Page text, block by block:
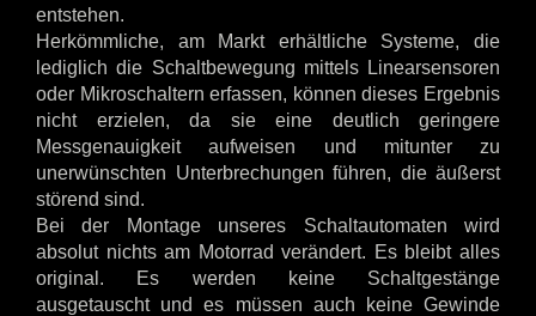
entstehen.
Herkömmliche, am Markt erhältliche Systeme, die
lediglich die Schaltbewegung mittels Linearsensoren
oder Mikroschaltern erfassen, können dieses Ergebnis
nicht erzielen, da sie eine deutlich geringere
Messgenauigkeit aufweisen und mitunter zu
unerwünschten Unterbrechungen führen, die äußerst
störend sind.
Bei der Montage unseres Schaltautomaten wird
absolut nichts am Motorrad verändert. Es bleibt alles
original. Es werden keine Schaltgestänge
ausgetauscht und es müssen auch keine Gewinde